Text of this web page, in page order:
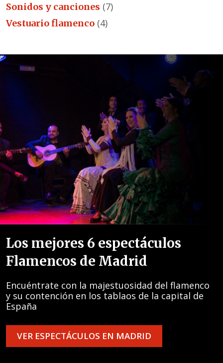
Sonidos y canciones (7)
Vestuario flamenco (4)
Los mejores 6 espectáculos
Flamencos de Madrid
Encuéntrate con la majestuosidad del flamenco
y su contención en los tablaos de la capital de
España
VER ESPECTÁCULOS EN MADRID